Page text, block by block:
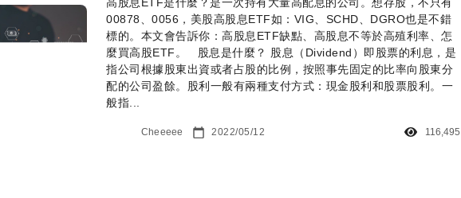
00878、0056，美股高股息ETF如：VIG、SCHD、DGRO也是不錯
標的。本文會告訴你：高股息ETF缺點、高股息不等於高殖利率、怎
麼買高股ETF。 股息是什麼？ 股息（Dividend）即股票的利息，是
指公司根據股東出資或者占股的比例，按照事先固定的比率向股東分
配的公司盈餘。股利一般有兩種支付方式：現金股利和股票股利。一
般指...
116,495